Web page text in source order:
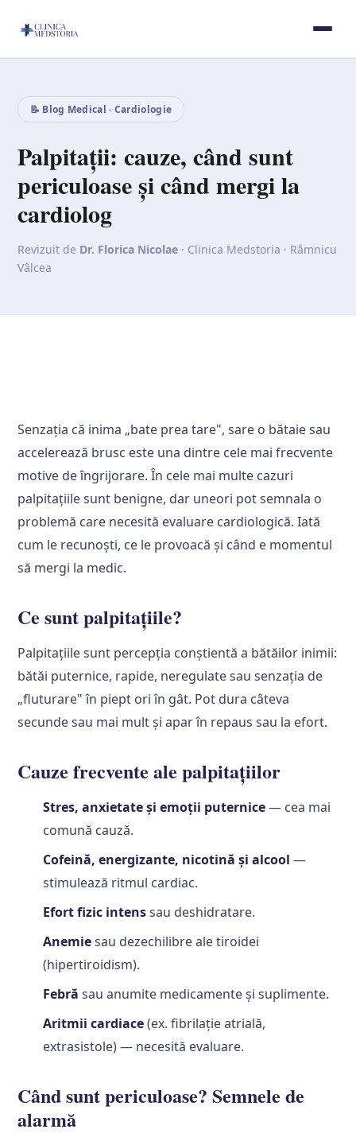
📝 Blog Medical · Cardiologie
Palpitații: cauze, când sunt
periculoase și când mergi la
cardiolog
Revizuit de Dr. Florica Nicolae · Clinica Medstoria · Râmnicu
Vâlcea
Senzația că inima „bate prea tare", sare o bătaie sau
accelerează brusc este una dintre cele mai frecvente
motive de îngrijorare. În cele mai multe cazuri
palpitațiile sunt benigne, dar uneori pot semnala o
problemă care necesită evaluare cardiologică. Iată
cum le recunoști, ce le provoacă și când e momentul
să mergi la medic.
Ce sunt palpitațiile?
Palpitațiile sunt percepția conștientă a bătăilor inimii:
bătăi puternice, rapide, neregulate sau senzația de
„fluturare" în piept ori în gât. Pot dura câteva
secunde sau mai mult și apar în repaus sau la efort.
Cauze frecvente ale palpitațiilor
Stres, anxietate și emoții puternice— cea mai
comună cauză.
Cofeină, energizante, nicotină și alcool —
stimulează ritmul cardiac.
Efort fizic intenssau deshidratare.
Anemiesau dezechilibre ale tiroidei
(hipertiroidism).
Febră sau anumite medicamente și suplimente.
Aritmii cardiace(ex. fibrilație atrială,
extrasistole) — necesită evaluare.
Când sunt periculoase? Semnele de
alarmă